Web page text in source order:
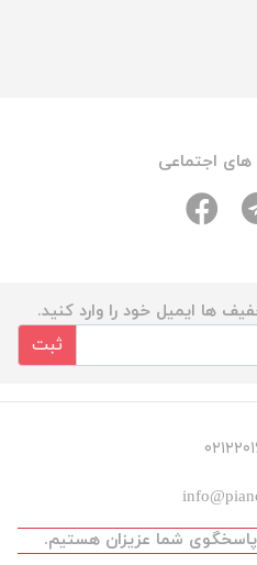
های اجتماعی
ها ایمیل خود را وارد کنید.
ثبت